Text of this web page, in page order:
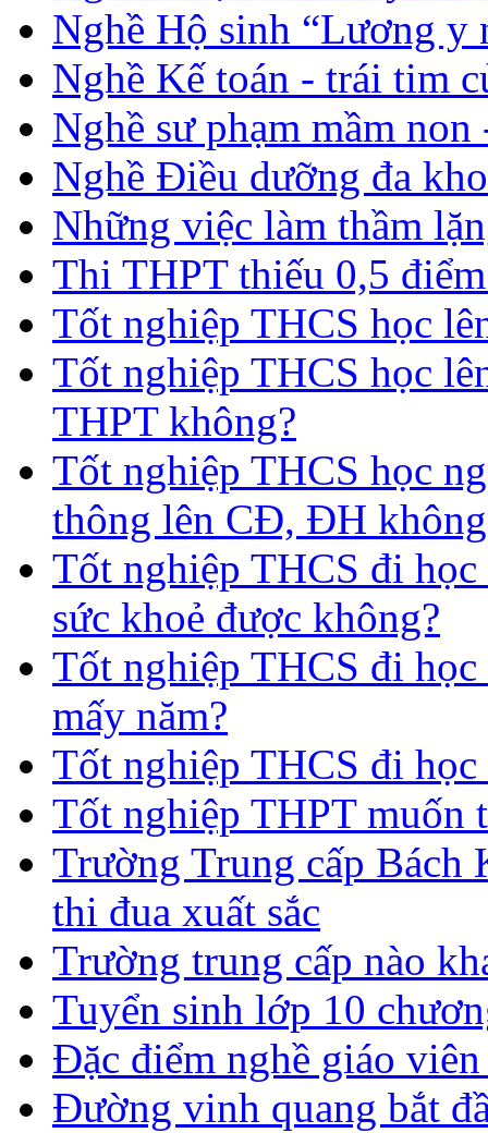
Nghề Hộ sinh “Lương y
Nghề Kế toán - trái tim
Nghề sư phạm mầm
Nghề Điều dưỡng đa
Những việc làm thầm
Thi THPT thiếu 0,5
Tốt nghiệp THCS học
Tốt nghiệp THCS học
THPT không?
Tốt nghiệp THCS học
thông lên CĐ, ĐH
Tốt nghiệp THCS đi học
sức khoẻ được không?
Tốt nghiệp THCS đi
mấy năm?
Tốt nghiệp THCS đi
Tốt nghiệp THPT muốn
Trường Trung cấp Bách
thi đua xuất sắc
Trường trung cấp nào
Tuyển sinh lớp 10
Đặc điểm nghề giáo
Đường vinh quang bắt